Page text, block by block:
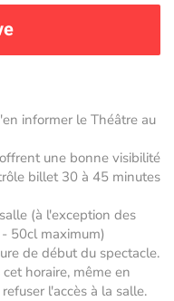
informer le Théâtre au
une bonne visibilité
billet 30 à 45 minutes
(à l'exception des
50cl maximum)
de début du spectacle.
horaire, même en
l'accès à la salle.